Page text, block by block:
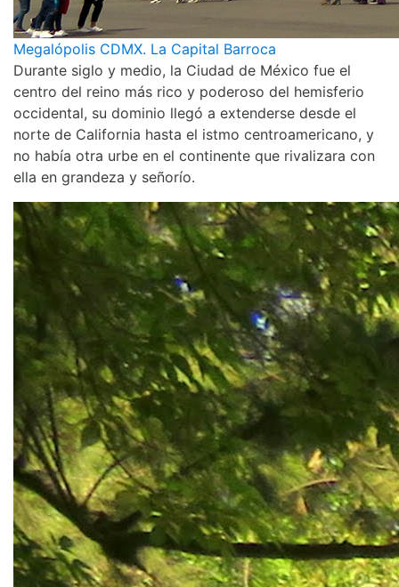
Megalópolis CDMX. La Capital Barroca
Durante siglo y medio, la Ciudad de México fue el
centro del reino más rico y poderoso del hemisferio
occidental, su dominio llegó a extenderse desde el
norte de California hasta el istmo centroamericano, y
no había otra urbe en el continente que rivalizara con
ella en grandeza y señorío.